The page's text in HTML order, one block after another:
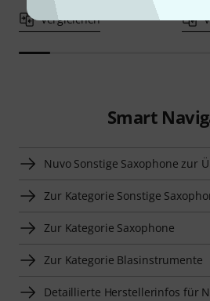
Vergleichen
Smart
Nuvo Sonstige Saxophone zur
Zur Kategorie Sonstige
Zur Kategorie Saxophone
Zur Kategorie Blasinstrumente
Detaillierte Herstellerinfos für